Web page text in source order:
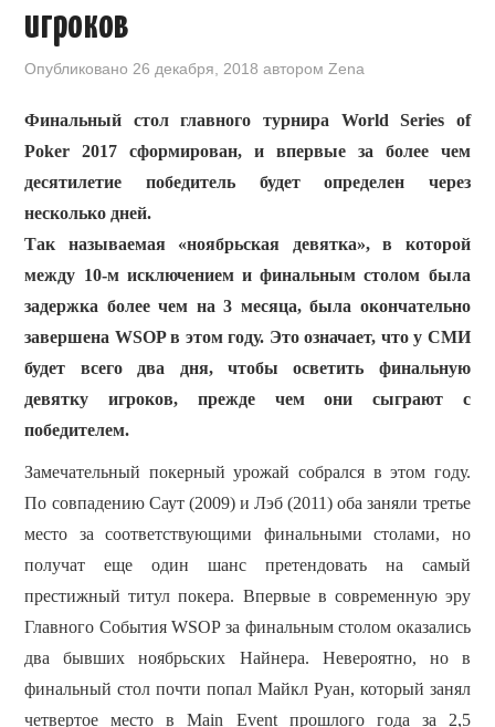
ПОКЕРНЫЕ РУМЫ
игроков
Опубликовано 26 декабря, 2018 автором Zena
Финальный стол главного турнира World Series of
Poker 2017 сформирован, и впервые за более чем
десятилетие победитель будет определен через
несколько дней.
Так называемая «ноябрьская девятка», в которой
между 10-м исключением и финальным столом была
задержка более чем на 3 месяца, была окончательно
завершена WSOP в этом году. Это означает, что у СМИ
будет всего два дня, чтобы осветить финальную
девятку игроков, прежде чем они сыграют с
победителем.
Замечательный покерный урожай собрался в этом году.
По совпадению Саут (2009) и Лэб (2011) оба заняли третье
место за соответствующими финальными столами, но
получат еще один шанс претендовать на самый
престижный титул покера. Впервые в современную эру
Главного События WSOP за финальным столом оказались
два бывших ноябрьских Найнера.
Невероятно, но в
финальный стол почти попал Майкл Руан, который занял
четвертое место в Main Event прошлого года за 2,5